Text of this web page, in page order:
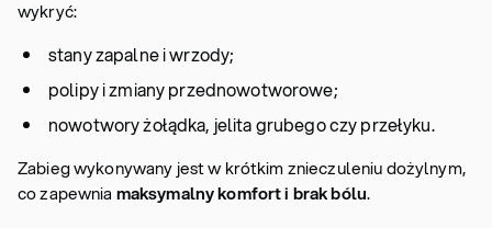
wykryć:
stany zapalne i wrzody;
polipy i zmiany przednowotworowe;
nowotwory żołądka, jelita grubego czy przełyku.
Zabieg wykonywany jest w krótkim znieczuleniu dożylnym,
co zapewnia maksymalny komforti brak bólu.